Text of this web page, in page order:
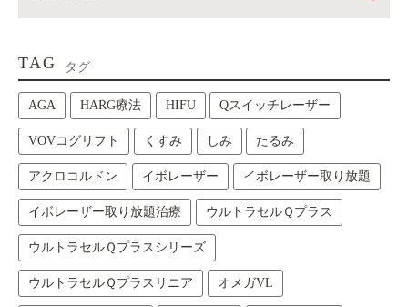
TAG タグ
AGA HARG療法 HIFU Qスイッチレーザー
VOVコグリフト くすみ しみ たるみ
アクロコルドン イボレーザー イボレーザー取り放題
イボレーザー取り放題治療 ウルトラセルＱプラス
ウルトラセルＱプラスシリーズ
ウルトラセルＱプラスリニア オメガVL